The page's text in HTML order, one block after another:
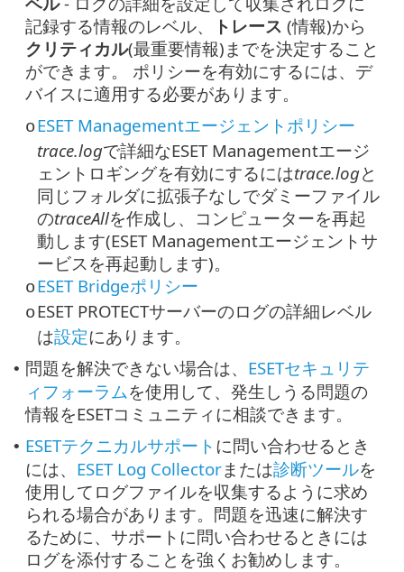
記録する情報のレベル、
トレース (情報)から
クリティカル(最重要情報)までを決定すること
ができます。 ポリシーを有効にするには、デ
バイスに適用する必要があります。
oESET Managementエージェントポリシー
trace.logで詳細なESET Managementエージ
ェントロギングを有効にするにはtrace.logと
同じフォルダに拡張子なしでダミーファイル
のtraceAllを作成し、コンピューターを再起
動します(ESET Managementエージェントサ
ービスを再起動します)。
oESET Bridgeポリシー
oESET PROTECTサーバーのログの詳細レベル
は設定にあります。
• 問題を解決できない場合は、 ESETセキュリテ
ィフォーラムを使用して、発生しうる問題の
情報をESETコミュニティに相談できます。
• ESETテクニカルサポート に問い合わせるとき
には、 ESET Log Collectorまたは診断ツールを
使用してログファイルを収集するように求め
られる場合があります。問題を迅速に解決す
るために、サポートに問い合わせるときには
ログを添付することを強くお勧めします。